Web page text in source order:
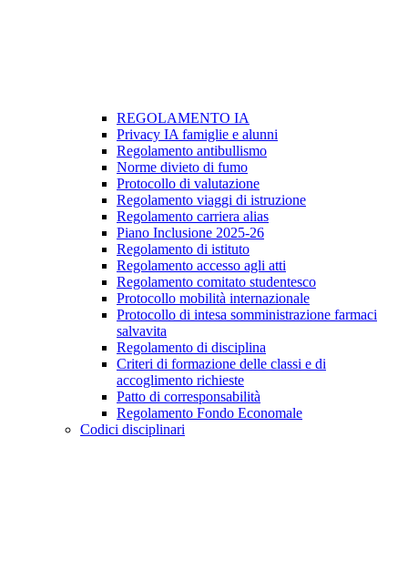
REGOLAMENTO IA
Privacy IA famiglie e alunni
Regolamento antibullismo
Norme divieto di fumo
Protocollo di valutazione
Regolamento viaggi di istruzione
Regolamento carriera alias
Piano Inclusione 2025-26
Regolamento di istituto
Regolamento accesso agli atti
Regolamento comitato studentesco
Protocollo mobilità internazionale
Protocollo di intesa somministrazione farmaci
salvavita
Regolamento di disciplina
Criteri di formazione delle classi e di
accoglimento richieste
Patto di corresponsabilità
Regolamento Fondo Economale
Codici disciplinari